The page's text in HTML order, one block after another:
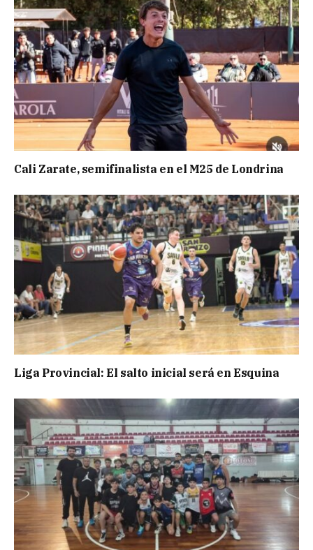
Cali Zarate, semifinalista en el M25 de Londrina
Liga Provincial: El salto inicial será en Esquina